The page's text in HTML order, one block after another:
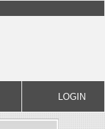
LOGIN